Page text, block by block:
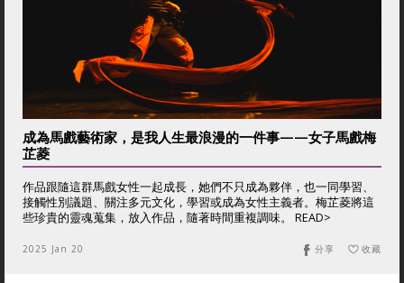
成為馬戲藝術家，是我人生最浪漫的一件事——女子馬戲梅
芷菱
作品跟隨這群馬戲女性一起成長，她們不只成為夥伴，也一同學習、
接觸性別議題、關注多元文化，學習或成為女性主義者。梅芷菱將這
些珍貴的靈魂蒐集，放入作品，隨著時間重複調味。 READ>
2025 Jan 20 收藏
分享